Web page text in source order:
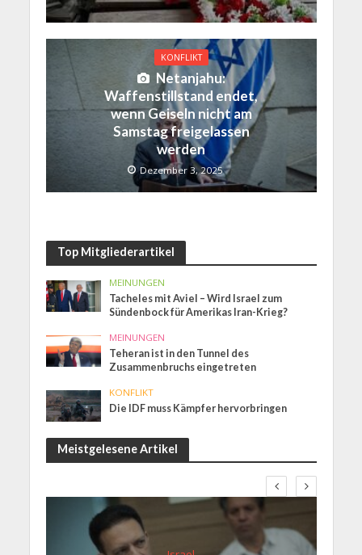
KONFLIKT
Netanjahu:
Waffenstillstand endet,
wenn Geiseln nicht am
Samstag freigelassen
werden
Dezember 3, 2025
Top Mitgliederartikel
MEINUNGEN
Tacheles mit Aviel – Wird Israel zum
Sündenbock für Amerikas Iran-Krieg?
MEINUNGEN
Teheran ist in den Tunnel des
Zusammenbruchs eingetreten
KONFLIKT
Die IDF muss Kämpfer hervorbringen
Meistgelesene Artikel